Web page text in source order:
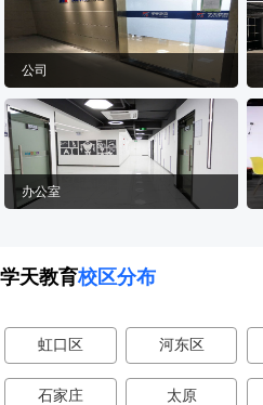
公司
办公室
学天教育校区分布
虹口区 河东区
石家庄 太原